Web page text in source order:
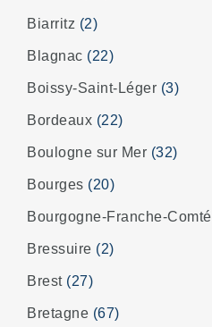
Biarritz (2)
Blagnac (22)
Boissy-Saint-Léger (3)
Bordeaux (22)
Boulogne sur Mer (32)
Bourges (20)
Bourgogne-Franche-Comté
Bressuire (2)
Brest (27)
Bretagne (67)